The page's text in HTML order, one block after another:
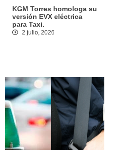
KGM Torres homologa su
versión EVX eléctrica
para Taxi.
2 julio, 2026